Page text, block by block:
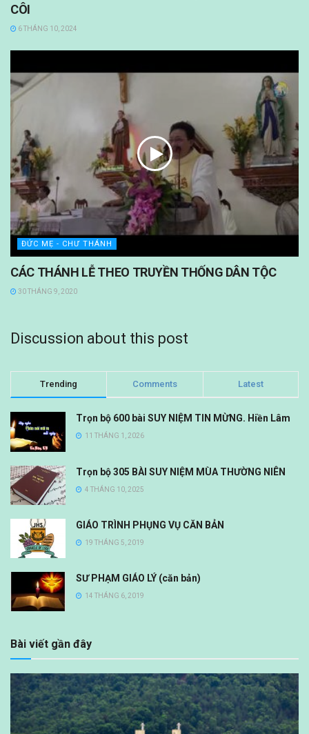
CÔI
6 THÁNG 10, 2024
ĐỨC MẸ - CHƯ THÁNH
CÁC THÁNH LỄ THEO TRUYỀN THỐNG DÂN TỘC
30 THÁNG 9, 2020
Discussion about this post
Trending Comments Latest
Trọn bộ 600 bài SUY NIỆM TIN MỪNG. Hiền Lâm
11 THÁNG 1, 2026
Trọn bộ 305 BÀI SUY NIỆM MÙA THƯỜNG NIÊN
4 THÁNG 10, 2025
GIÁO TRÌNH PHỤNG VỤ CĂN BẢN
19 THÁNG 5, 2019
SƯ PHẠM GIÁO LÝ (căn bản)
14 THÁNG 6, 2019
Bài viết gần đây